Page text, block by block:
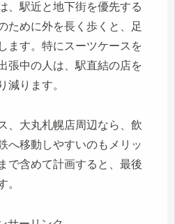
、駅近と地下街を優先する
ために外を長く歩くと、足
ます。特にスーツケースを
張中の人は、駅直結の店を
減ります。
、大丸札幌店周辺なら、飲
へ移動しやすいのもメリッ
で含めて計画すると、最後
。